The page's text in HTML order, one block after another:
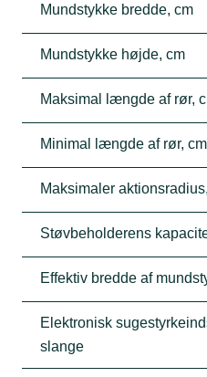
Mundstykke bredde, cm
Mundstykke højde, cm
Maksimal længde af rør,
Minimal længde af rør, cm
Maksimaler
Støvbeholderens
Effektiv bredde af
Elektronisk
slange